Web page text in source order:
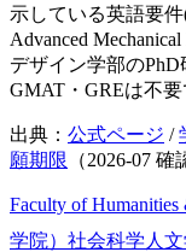
示している英語要
Advanced
デザイン学部のPhD
GMAT・GREは不要
出典： 公式ページ /
願期限 （2026-07 確
Faculty of Humanities
学院） 社会科学 人